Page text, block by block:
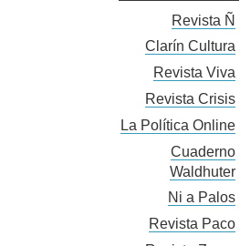
Revista Ñ
Clarín Cultura
Revista Viva
Revista Crisis
La Política Online
Cuaderno
Waldhuter
Ni a Palos
Revista Paco